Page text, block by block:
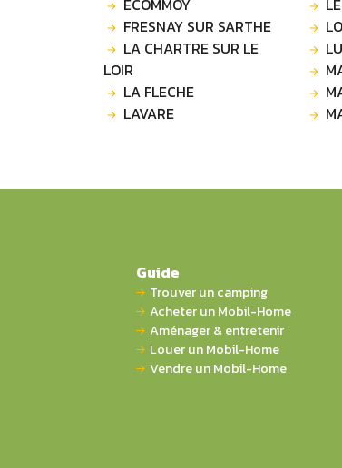
ECOMMOY
FRESNAY SUR SARTHE
LA CHARTRE SUR LE
LOIR
LA FLECHE
LAVARE
Guide
Trouver un camping
Acheter un Mobil-Home
Aménager & entretenir
Louer un Mobil-Home
Vendre un Mobil-Home